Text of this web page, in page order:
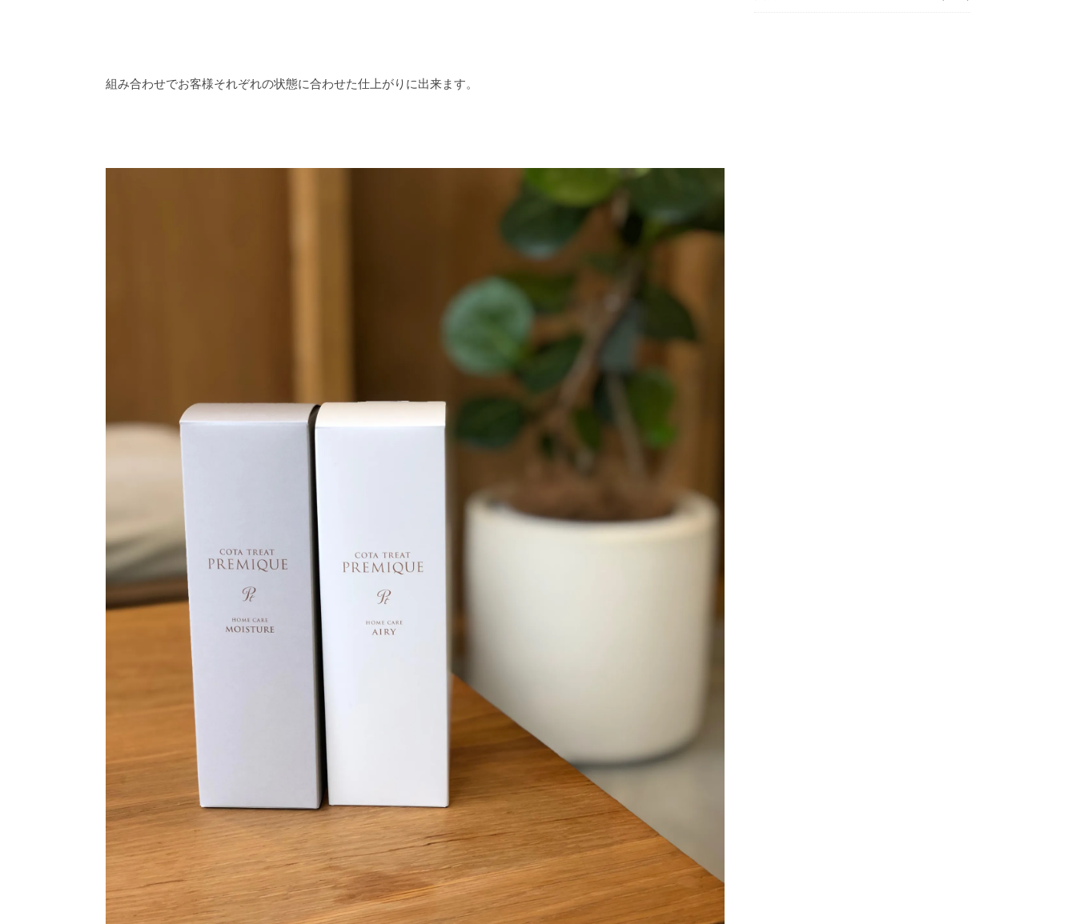
組み合わせでお客様それぞれの状態に合わせた仕上がりに出来ます。